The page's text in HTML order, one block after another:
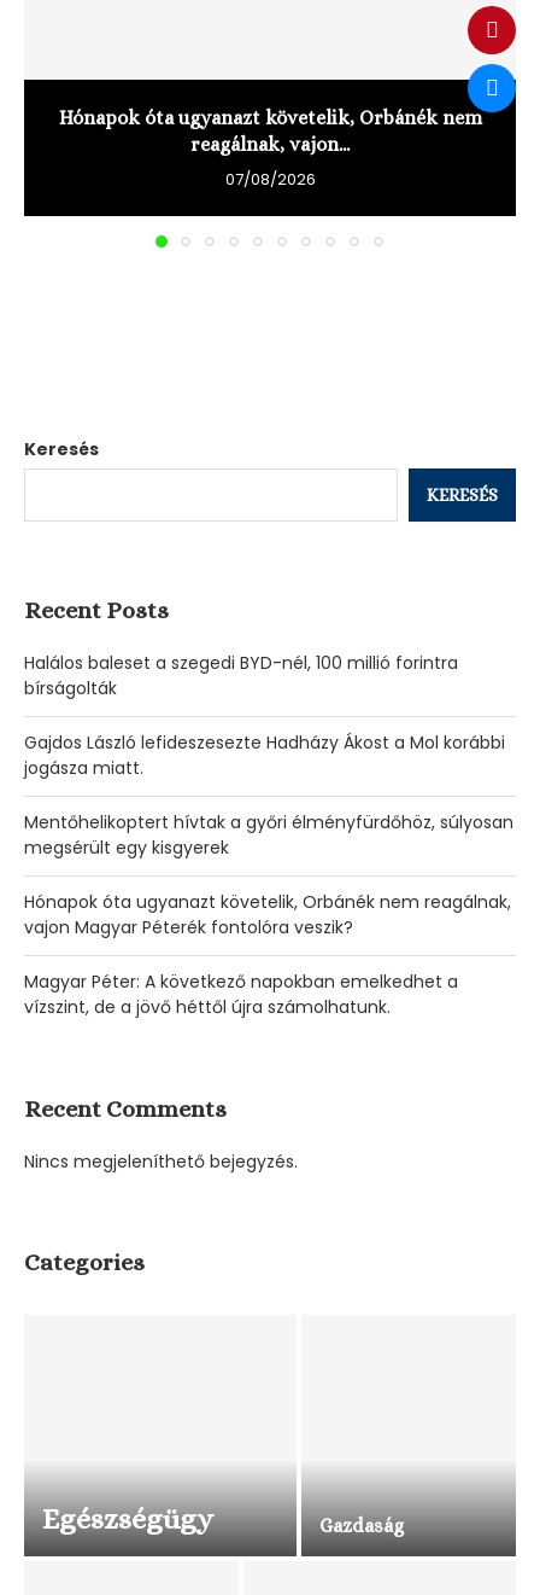
Hónapok óta ugyanazt követelik, Orbánék nem
reagálnak, vajon...
07/08/2026
Keresés
KERESÉS
Recent Posts
Halálos baleset a szegedi BYD-nél, 100 millió forintra
bírságolták
Gajdos László lefideszesezte Hadházy Ákost a Mol korábbi
jogásza miatt.
Mentőhelikoptert hívtak a győri élményfürdőhöz, súlyosan
megsérült egy kisgyerek
Hónapok óta ugyanazt követelik, Orbánék nem reagálnak,
vajon Magyar Péterék fontolóra veszik?
Magyar Péter: A következő napokban emelkedhet a
vízszint, de a jövő héttől újra számolhatunk.
Recent Comments
Nincs megjeleníthető bejegyzés.
Categories
Egészségügy Gazdaság